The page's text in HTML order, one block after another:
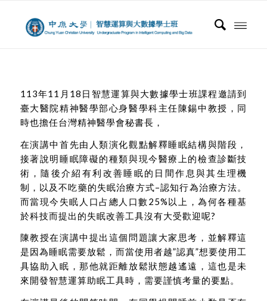
113年11月18日智慧運算與大數據學士班課程邀請到
臺大醫院精神醫學部心身醫學科主任陳錫中教授，同
時也擔任台灣精神醫學會秘書長，
在演講中首先由人類演化觀點解釋睡眠結構與階段，
接著說明睡眠障礙的種類與現今醫療上的檢查診斷技
術，隨後介紹有利改善睡眠的日間作息與其生理機
制，以及不吃藥的失眠治療方式–認知行為治療方法。
而當現今失眠人口占總人口數25%以上，為何各種基
於科技而提出的失眠改善工具沒有大受歡迎呢?
陳教授在演講中提出這個問題讓大家思考，並解釋這
是因為睡眠需要放鬆，而當使用者越”認真”想要使用工
具協助入眠，那他就距離放鬆狀態越遙遠，這也是未
來開發智慧運算助眠工具時，需要謹慎考量的要點。